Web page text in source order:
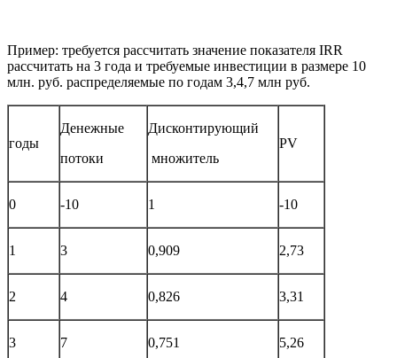
Пример: требуется рассчитать значение показателя IRR
рассчитать на 3 года и требуемые инвестиции в размере 10
млн. руб. распределяемые по годам 3,4,7 млн руб.
годы
Денежные
потоки
Дисконтирующий
множитель
PV
0 -10 1 -10
1 3 0,909 2,73
2 4 0,826 3,31
3 7 0,751 5,26